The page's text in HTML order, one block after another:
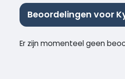
Beoordelingen voor
Er zijn momenteel geen